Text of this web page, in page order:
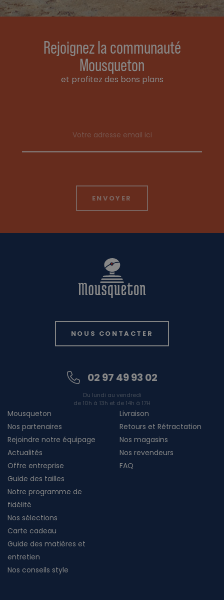
Rejoignez la communauté
Mousqueton
et profitez des bons plans
NOUS CONTACTER
02 97 49 93 02
Du lundi au vendredi
de 10h à 13h et de 14h à 17H
Mousqueton
Nos partenaires
Rejoindre notre équipage
Actualités
Offre entreprise
Livraison
Retours et Rétractation
Nos magasins
Nos revendeurs
FAQ
Guide des tailles
Notre programme de
fidélité
Nos sélections
Carte cadeau
Guide des matières et
entretien
Nos conseils style